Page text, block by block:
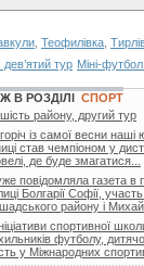
Теофилівка
тур Міні-
В РОЗДІЛІ СПОРТ
району, другий тур
із самої весни
став чемпіоном у
де буде змагатися...
повідомляла газета в
Болгарії Софії,
району і
спортивної
футболу,
у Міжнародних